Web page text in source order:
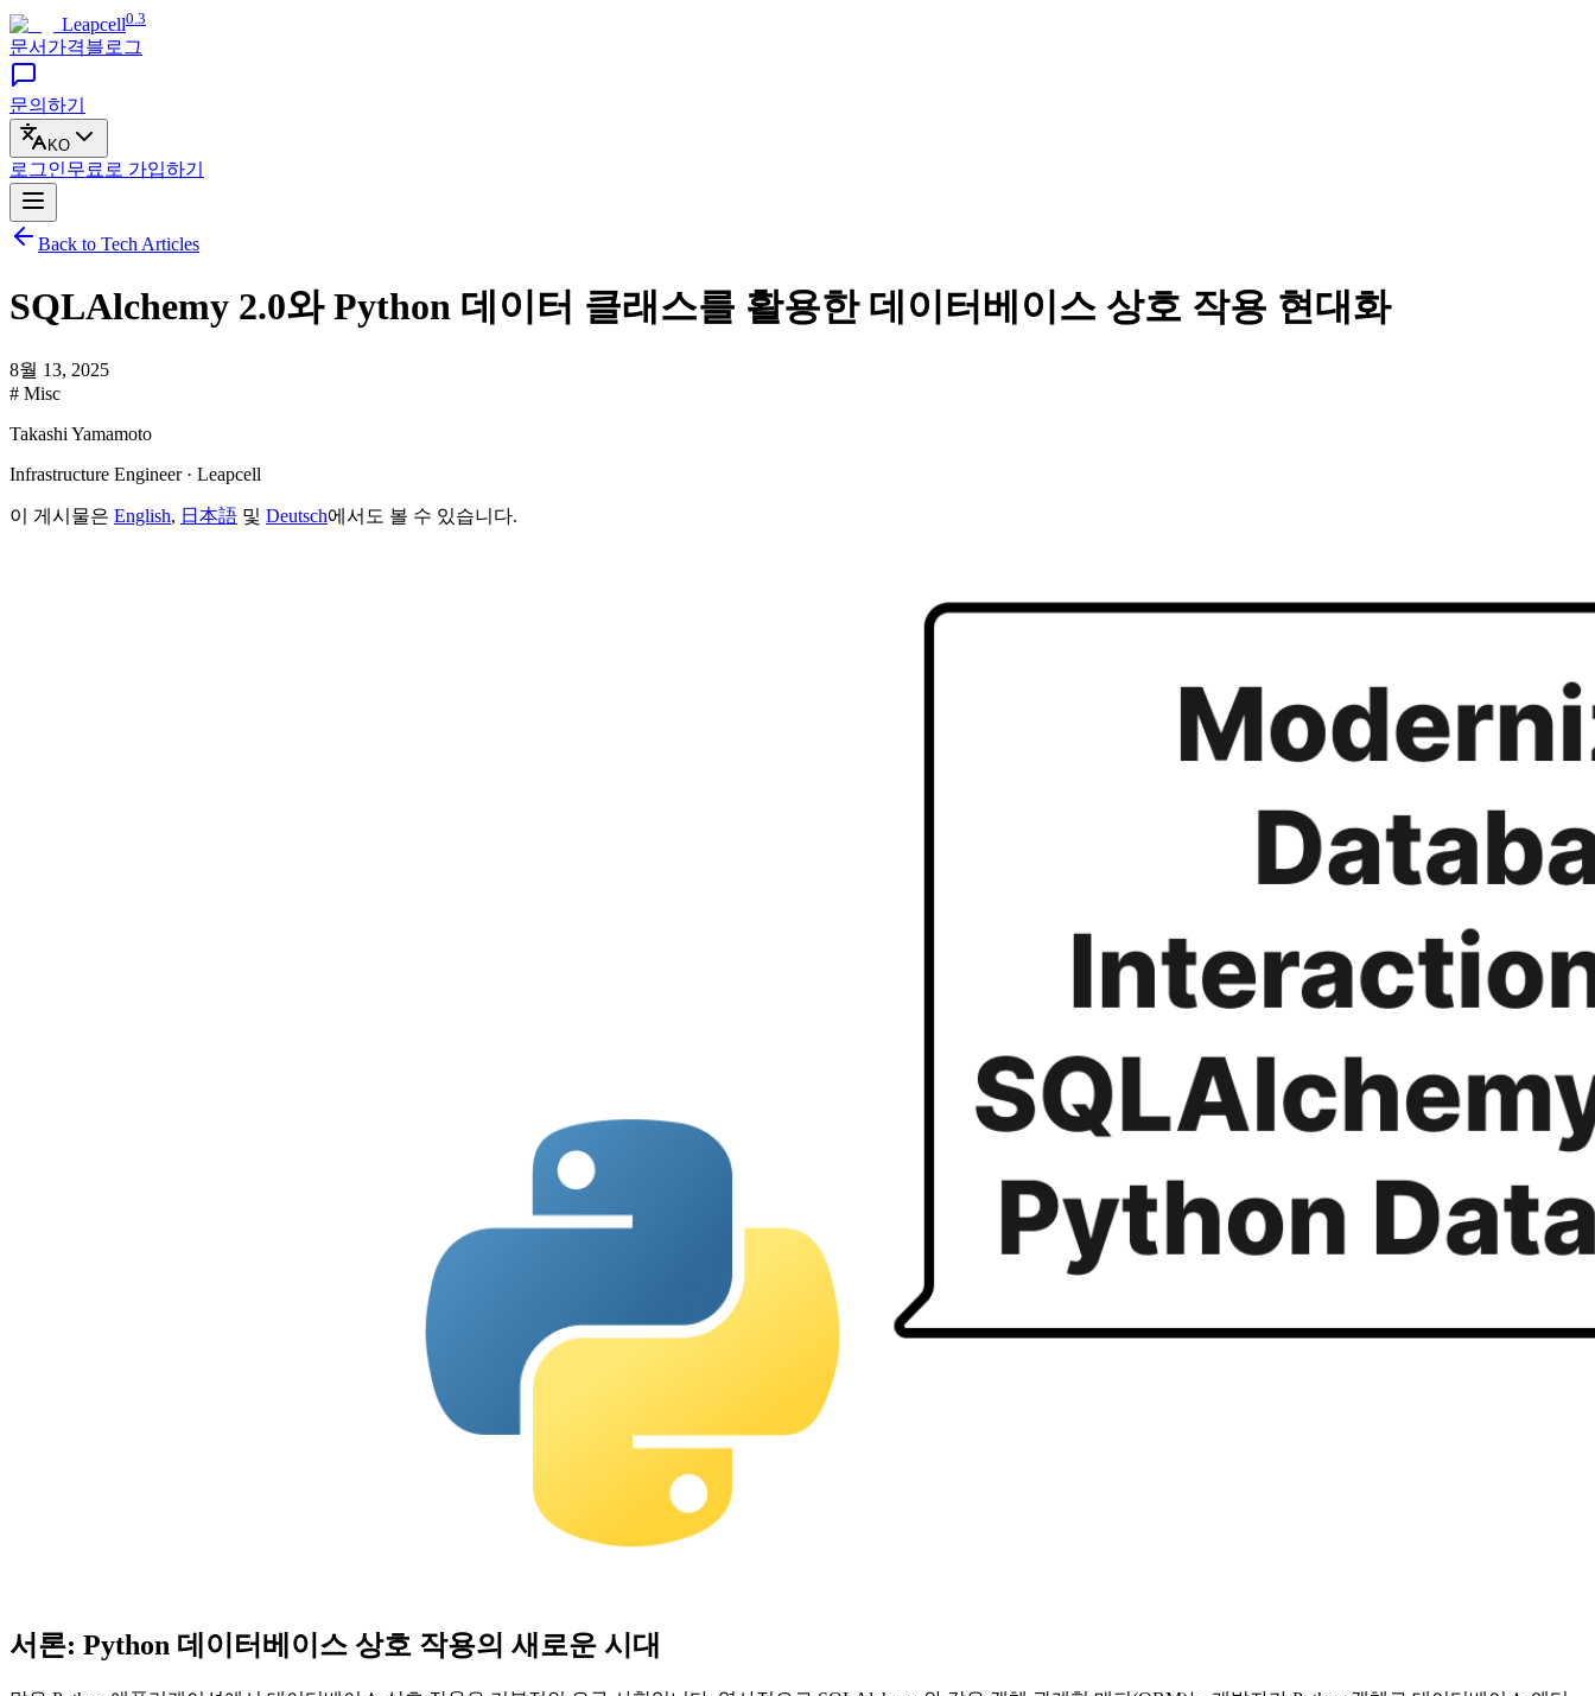
Leapcell0.3
문서 가격블로그
문의하기
KO
로그인무료로 가입하기
Back to Tech Articles
SQLAlchemy 2.0와 Python 데이터 클래스를 활용한 데이터베이스 상호 작용 현대화
8월 13, 2025
# Misc
Takashi Yamamoto
Infrastructure Engineer · Leapcell
이 게시물은 English, 日本語 및 Deutsch에서도 볼 수 있습니다.
서론: Python 데이터베이스 상호 작용의 새로운 시대